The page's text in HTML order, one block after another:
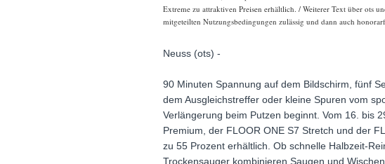
Extreme zu attraktiven Preisen erhältlich. / Weiterer Text über ots
mitgeteilten Nutzungsbedingungen zulässig und dann auch
Neuss (ots) -
90 Minuten Spannung auf dem Bildschirm, fünf
dem Ausgleichstreffer oder kleine Spuren vom
Verlängerung beim Putzen beginnt. Vom 16. bis
Premium, der FLOOR ONE S7 Stretch und der
zu 55 Prozent erhältlich. Ob schnelle Halbzeit-
Trockensauger kombinieren Saugen und